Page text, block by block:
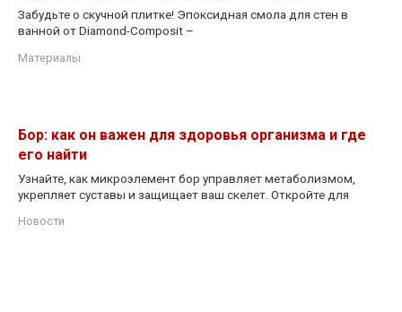
Забудьте о скучной плитке! Эпоксидная смола для стен в
ванной от Diamond-Composit –
Материалы
Бор: как он важен для здоровья организма и где
его найти
Узнайте, как микроэлемент бор управляет метаболизмом,
укрепляет суставы и защищает ваш скелет. Откройте для
Новости